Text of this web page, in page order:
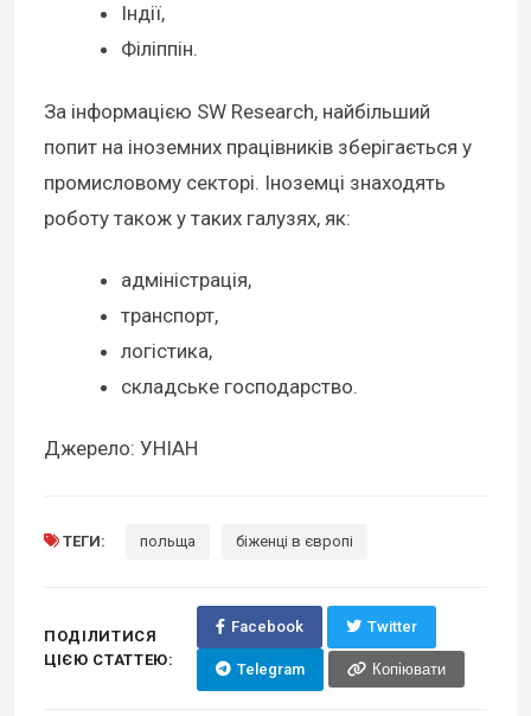
Індії,
Філіппін.
За інформацією SW Research, найбільший
попит на іноземних працівників зберігається у
промисловому секторі. Іноземці знаходять
роботу також у таких галузях, як:
адміністрація,
транспорт,
логістика,
складське господарство.
Джерело: УНІАН
ТЕГИ: польща біженці в європі
ПОДІЛИТИСЯ
ЦІЄЮ СТАТТЕЮ:
Facebook Twitter
Telegram Копіювати